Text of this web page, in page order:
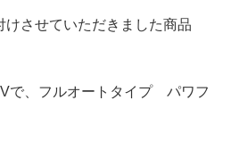
けさせていただきました商品
で、フルオートタイプ パワフ